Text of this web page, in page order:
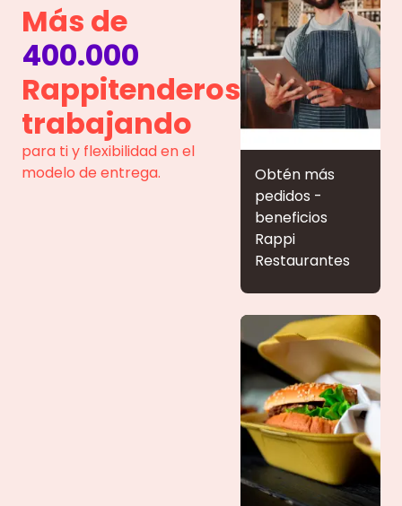
Más de
400.000
Rappitenderos
trabajando
para ti y flexibilidad en el
modelo de entrega.
Obtén más
pedidos -
beneficios
Rappi
Restaurantes